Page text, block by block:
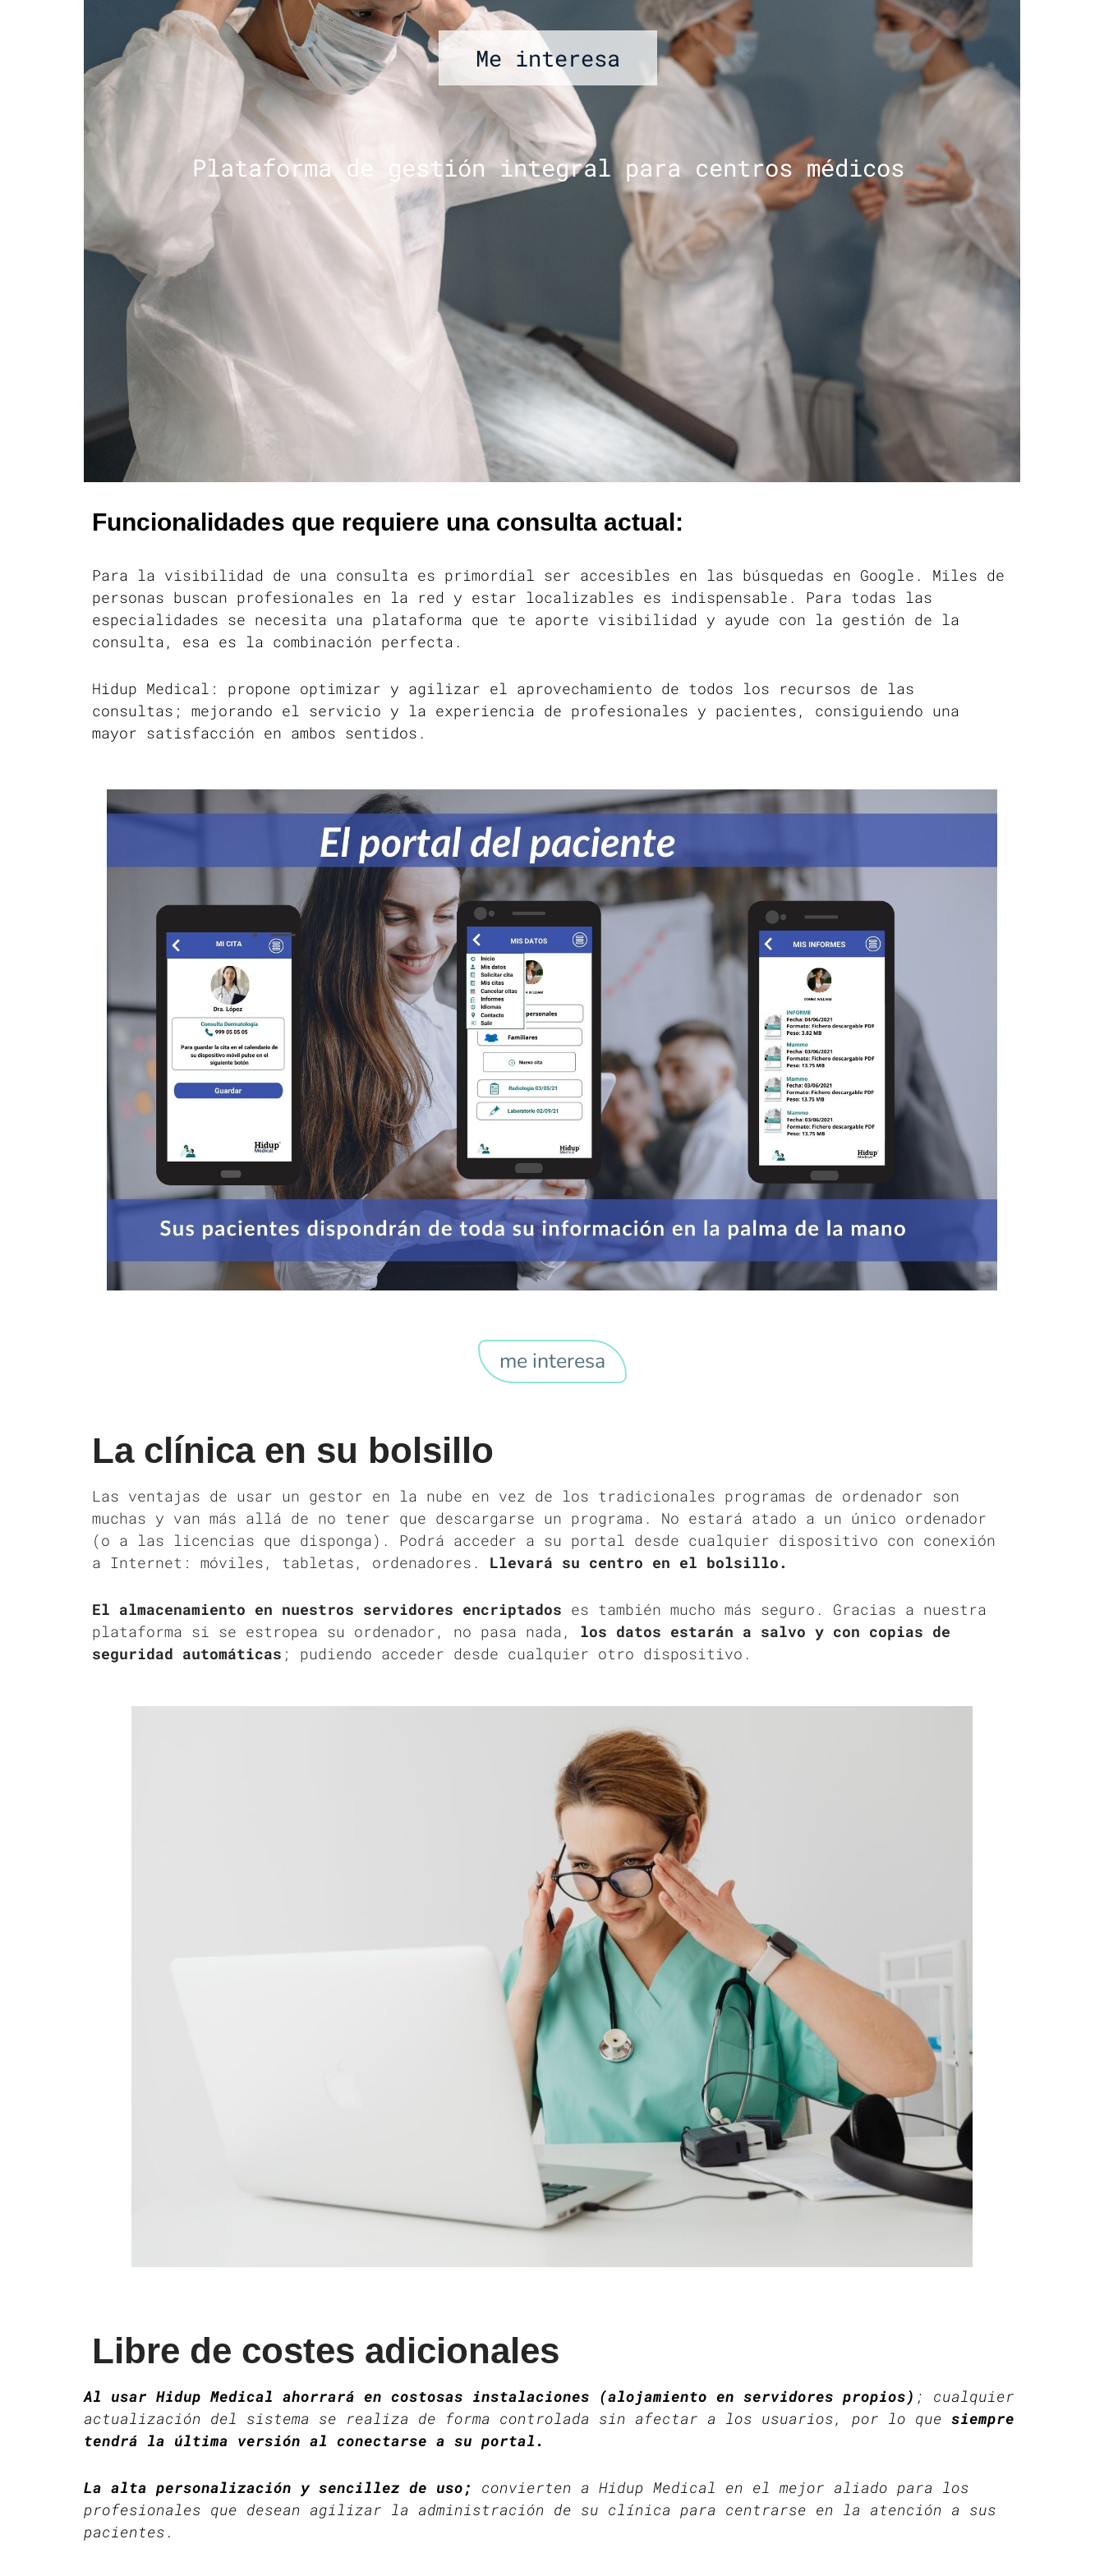
Me interesa
Plataforma de gestión integral para centros médicos
Funcionalidades que requiere una consulta actual:
Para la visibilidad de una consulta es primordial ser accesibles en las búsquedas en Google. Miles de
personas buscan profesionales en la red y estar localizables es indispensable. Para todas las
especialidades se necesita una plataforma que te aporte visibilidad y ayude con la gestión de la
consulta, esa es la combinación perfecta.
Hidup Medical: propone optimizar y agilizar el aprovechamiento de todos los recursos de las
consultas; mejorando el servicio y la experiencia de profesionales y pacientes, consiguiendo una
mayor satisfacción en ambos sentidos.
me interesa
La clínica en su bolsillo
Las ventajas de usar un gestor en la nube en vez de los tradicionales programas de ordenador son
muchas y van más allá de no tener que descargarse un programa. No estará atado a un único ordenador
(o a las licencias que disponga). Podrá acceder a su portal desde cualquier dispositivo con conexión
a Internet: móviles, tabletas, ordenadores. Llevará su centro en el bolsillo.
El almacenamiento en nuestros servidores encriptados es también mucho más seguro. Gracias a nuestra
plataforma si se estropea su ordenador, no pasa nada,
los datos estarán a salvo y con copias de
seguridad automáticas ; pudiendo acceder desde cualquier otro dispositivo.
Libre de costes adicionales
Al usar Hidup Medical ahorrará en costosas instalaciones (alojamiento en servidores propios) ; cualquier
actualización del sistema se realiza de forma controlada sin afectar a los usuarios, por lo que siempre
tendrá la última versión al conectarse a su portal.
La alta personalización y sencillez de uso; convierten a Hidup Medical en el mejor aliado para los
profesionales que desean agilizar la administración de su clínica para centrarse en la atención a sus
pacientes.